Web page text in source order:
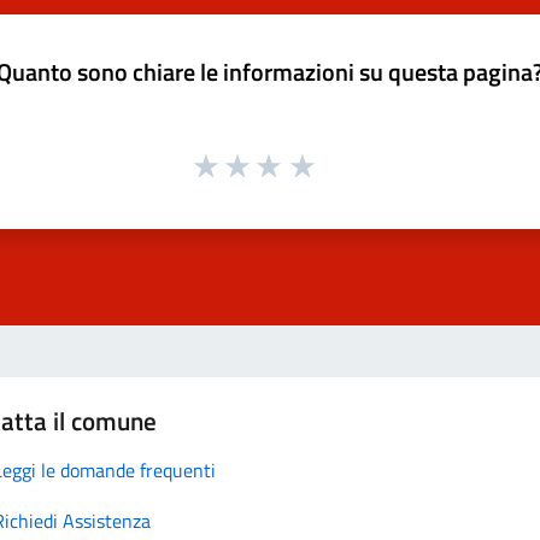
sono chiare le informazioni su questa
il comune
le domande frequenti
Assistenza